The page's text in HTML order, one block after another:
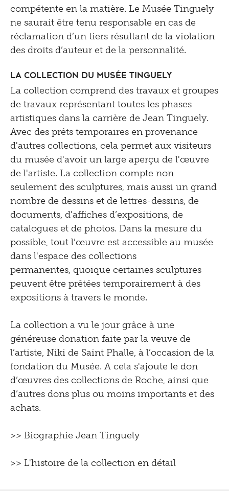
compétente en la matière. Le Musée Tinguely
ne saurait être tenu responsable en cas de
réclamation d’un tiers résultant de la violation
des droits d’auteur et de la personnalité.
La collection du Musée Tinguely
La collection comprend des travaux et groupes
de travaux représentant toutes les phases
artistiques dans la carrière de Jean Tinguely.
Avec des prêts temporaires en provenance
d'autres collections, cela permet aux visiteurs
du musée d'avoir un large aperçu de l'œuvre
de l'artiste. La collection compte non
seulement des sculptures, mais aussi un grand
nombre de dessins et de lettres-dessins, de
documents, d'affiches d’expositions, de
catalogues et de photos. Dans la mesure du
possible, tout l’œuvre est accessible au musée
dans l'espace des collections
permanentes, quoique certaines sculptures
peuvent être prêtées temporairement à des
expositions à travers le monde.
La collection a vu le jour grâce à une
généreuse donation faite par la veuve de
l’artiste, Niki de Saint Phalle, à l’occasion de la
fondation du Musée. A cela s'ajoute le don
d’œuvres des collections de Roche, ainsi que
d’autres dons plus ou moins importants et des
achats.
>> Biographie Jean Tinguely
>> L'histoire de la collection en détail